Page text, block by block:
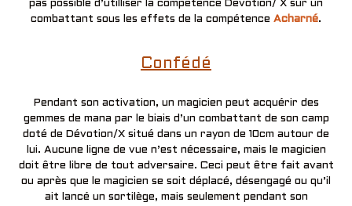
pas possible d’utilliser la compétence Dévotion/ X sur un
combattant sous les effets de la compétence Acharné.
Confédé
Pendant son activation, un magicien peut acquérir des
gemmes de mana par le biais d’un combattant de son camp
doté de Dévotion/X situé dans un rayon de 10cm autour de
lui. Aucune ligne de vue n’est nécessaire, mais le magicien
doit être libre de tout adversaire. Ceci peut être fait avant
ou après que le magicien se soit déplacé, désengagé ou qu’il
ait lancé un sortilège, mais seulement pendant son